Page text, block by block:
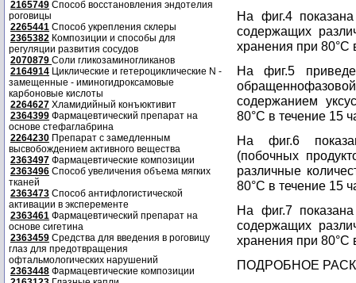
2165749 Способ восстановления эндотелия
роговицы
2265441 Способ укрепления склеры
2365382 Композиции и способы для
регуляции развития сосудов
2070879 Соли гликозаминогликанов
2164914 Циклические и гетероциклические N -
замещенные - иминогидроксамовые
карбоновые кислоты
2264627 Хламидийный конъюктивит
2364399 Фармацевтический препарат на
основе стефаглабрина
2264230 Препарат с замедленным
высвобождением активного вещества
2363497 Фармацевтические композиции
2363496 Способ увеличения объема мягких
тканей
2363473 Способ антифлогистической
активации в эксперементе
2363461 Фармацевтический препарат на
основе сигетина
2363459 Средства для введения в роговицу
глаз для предотвращения
офтальмологических нарушений
2363448 Фармацевтические композиции
На фиг.4
содержащих
хранения при 80°С
На фиг.5
содержанием
80°С в течение 15
На фиг.6
(побочных
различные
80°С в течение 15
На фиг.7
содержащих
хранения при 80°С
ПОДРОБНОЕ